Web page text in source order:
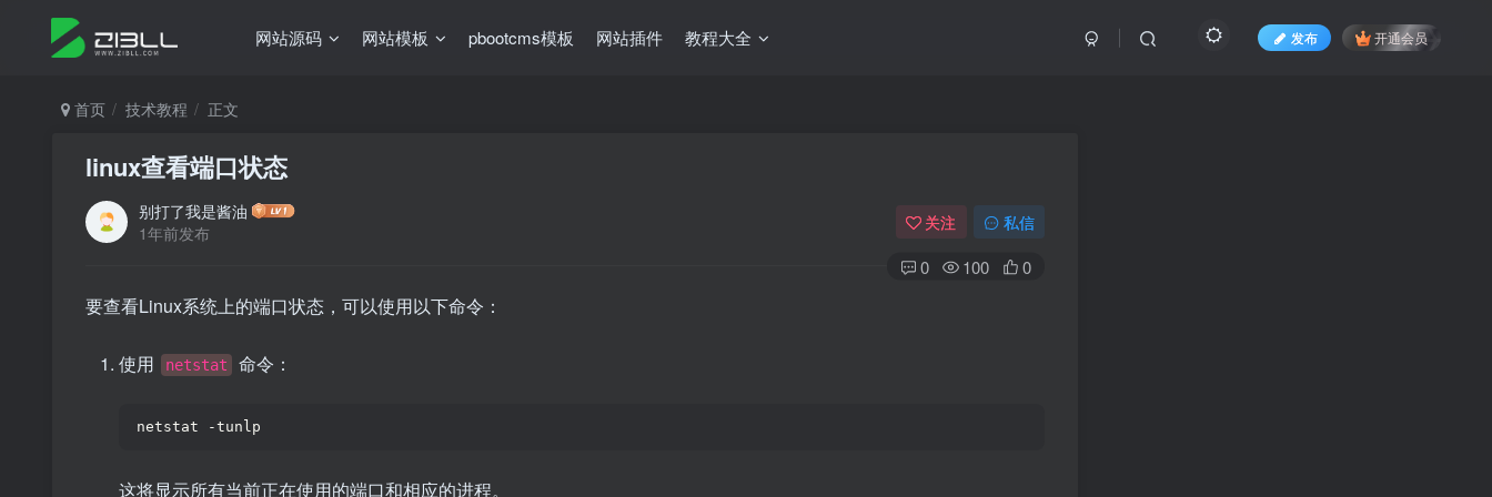
网站源码 网站模板 pbootcms模板 网站插件 教程大全 发布 开通会员
首页 技术教程 正文
linux查看端口状态
别打了我是酱油
1年前发布
关注 私信
0 100 0
要查看Linux系统上的端口状态，可以使用以下命令：
使用 netstat 命令：
netstat -tunlp
这将显示所有当前正在使用的端口和相应的进程。